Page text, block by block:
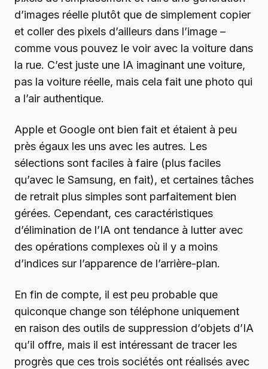
d’images réelle plutôt que de simplement copier
et coller des pixels d’ailleurs dans l’image –
comme vous pouvez le voir avec la voiture dans
la rue. C’est juste une IA imaginant une voiture,
pas la voiture réelle, mais cela fait une photo qui
a l’air authentique.
Apple et Google ont bien fait et étaient à peu
près égaux les uns avec les autres. Les
sélections sont faciles à faire (plus faciles
qu’avec le Samsung, en fait), et certaines tâches
de retrait plus simples sont parfaitement bien
gérées. Cependant, ces caractéristiques
d’élimination de l’IA ont tendance à lutter avec
des opérations complexes où il y a moins
d’indices sur l’apparence de l’arrière-plan.
En fin de compte, il est peu probable que
quiconque change son téléphone uniquement
en raison des outils de suppression d’objets d’IA
qu’il offre, mais il est intéressant de tracer les
progrès que ces trois sociétés ont réalisés avec